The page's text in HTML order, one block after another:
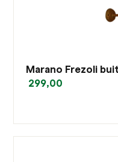
Marano Frezoli
299,00